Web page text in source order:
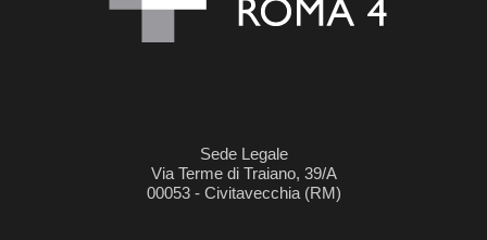
Sede Legale
Via Terme di Traiano, 39/A
00053 - Civitavecchia (RM)